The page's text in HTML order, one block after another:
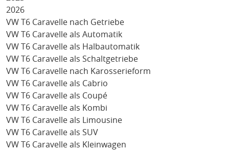
2026
VW T6 Caravelle nach Getriebe
VW T6 Caravelle als Automatik
VW T6 Caravelle als Halbautomatik
VW T6 Caravelle als Schaltgetriebe
VW T6 Caravelle nach Karosserieform
VW T6 Caravelle als Cabrio
VW T6 Caravelle als Coupé
VW T6 Caravelle als Kombi
VW T6 Caravelle als Limousine
VW T6 Caravelle als SUV
VW T6 Caravelle als Kleinwagen